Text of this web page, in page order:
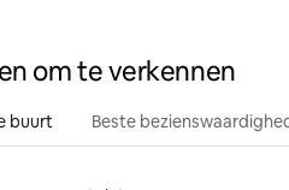
om te verkennen
buurt Beste